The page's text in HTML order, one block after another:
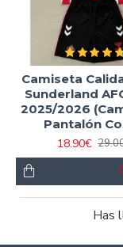
Camiseta
Sunderland
2025/2026
Pantalón
18.90€
Has